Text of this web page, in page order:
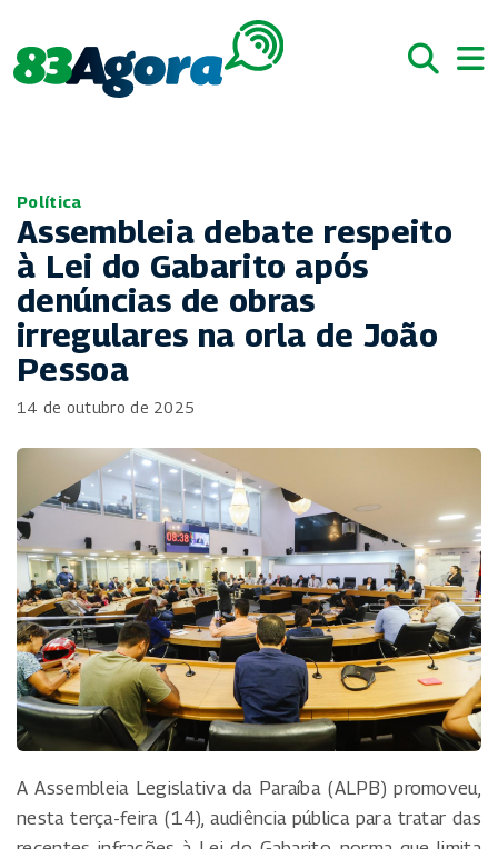
Política
Assembleia debate respeito
à Lei do Gabarito após
denúncias de obras
irregulares na orla de João
Pessoa
14 de outubro de 2025
A Assembleia Legislativa da Paraíba (ALPB) promoveu,
nesta terça-feira (14), audiência pública para tratar das